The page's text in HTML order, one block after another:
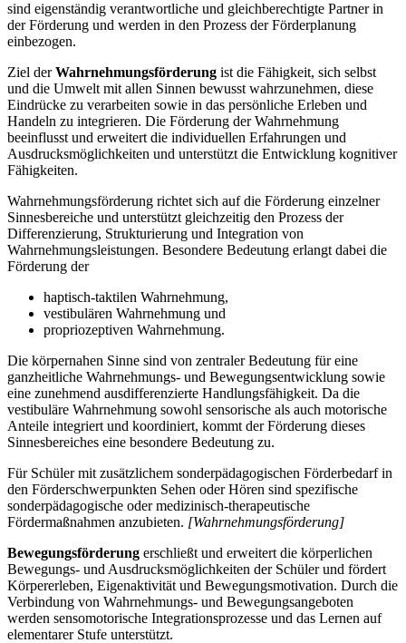
sind eigenständig verantwortliche und gleichberechtigte Partner in
der Förderung und werden in den Prozess der Förderplanung
einbezogen.
Ziel derWahrnehmungsförderung ist die Fähigkeit, sich selbst
und die Umwelt mit allen Sinnen bewusst wahrzunehmen, diese
Eindrücke zu verarbeiten sowie in das persönliche Erleben und
Handeln zu integrieren. Die Förderung der Wahrnehmung
beeinflusst und erweitert die individuellen Erfahrungen und
Ausdrucksmöglichkeiten und unterstützt die Entwicklung kognitiver
Fähigkeiten.
Wahrnehmungsförderung richtet sich auf die Förderung einzelner
Sinnesbereiche und unterstützt gleichzeitig den Prozess der
Differenzierung, Strukturierung und Integration von
Wahrnehmungsleistungen. Besondere Bedeutung erlangt dabei die
Förderung der
haptisch-taktilen Wahrnehmung,
vestibulären Wahrnehmung und
propriozeptiven Wahrnehmung.
Die körpernahen Sinne sind von zentraler Bedeutung für eine
ganzheitliche Wahrnehmungs- und Bewegungsentwicklung sowie
eine zunehmend ausdifferenzierte Handlungsfähigkeit. Da die
vestibuläre Wahrnehmung sowohl sensorische als auch motorische
Anteile integriert und koordiniert, kommt der Förderung dieses
Sinnesbereiches eine besondere Bedeutung zu.
Für Schüler mit zusätzlichem sonderpädagogischen Förderbedarf in
den Förderschwerpunkten Sehen oder Hören sind spezifische
sonderpädagogische oder medizinisch-therapeutische
Fördermaßnahmen anzubieten. [Wahrnehmungsförderung]
Bewegungsförderung erschließt und erweitert die körperlichen
Bewegungs- und Ausdrucksmöglichkeiten der Schüler und fördert
Körpererleben, Eigenaktivität und Bewegungsmotivation. Durch die
Verbindung von Wahrnehmungs- und Bewegungsangeboten
werden sensomotorische Integrationsprozesse und das Lernen auf
elementarer Stufe unterstützt.